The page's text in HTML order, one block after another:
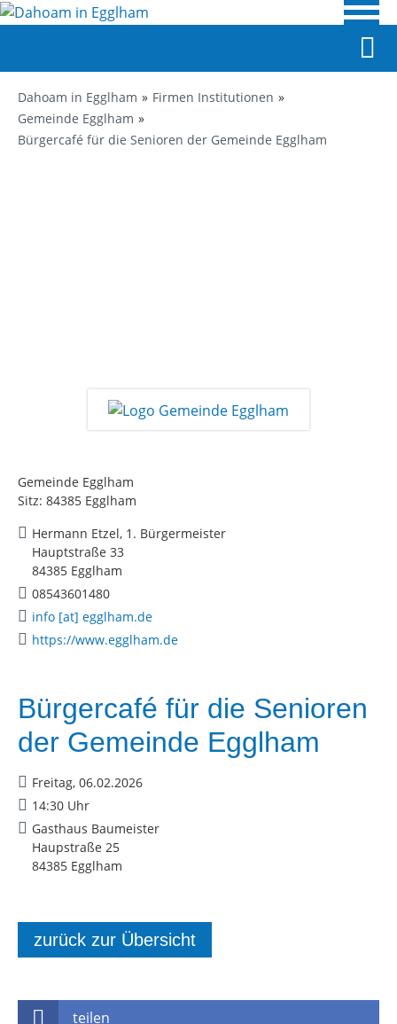
Dahoam in Egglham
Firmen Institutionen
Gemeinde Egglham
Bürgercafé für die Senioren der Gemeinde Egglham
Gemeinde Egglham
Sitz: 84385 Egglham
Hermann Etzel, 1. Bürgermeister
Hauptstraße 33
84385 Egglham
08543601480
info [at] egglham.de
https://www.egglham.de
Bürgercafé für die Senioren
der Gemeinde Egglham
Freitag, 06.02.2026
14:30 Uhr
Gasthaus Baumeister
Haupstraße 25
84385 Egglham
zurück zur Übersicht
teilen